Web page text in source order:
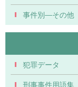
事件別―その他
犯罪データ
刑事事件用語集